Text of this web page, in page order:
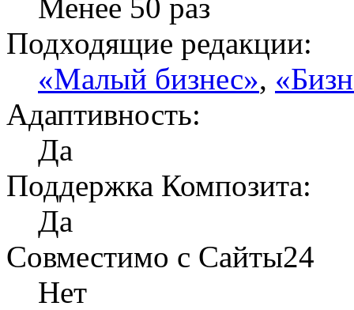
Менее 50 раз
Подходящие редакции:
«Малый бизнес»,
Адаптивность:
Да
Поддержка Композита:
Да
Совместимо с Сайты24
Нет